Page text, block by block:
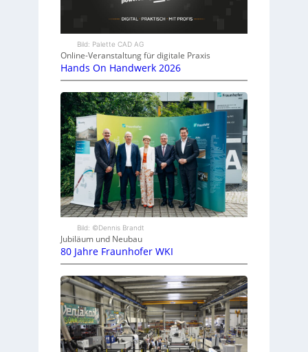
Bild: Palette CAD AG
Online-Veranstaltung für digitale Praxis
Hands On Handwerk 2026
Bild: ©Dennis Brandt
Jubiläum und Neubau
80 Jahre Fraunhofer WKI